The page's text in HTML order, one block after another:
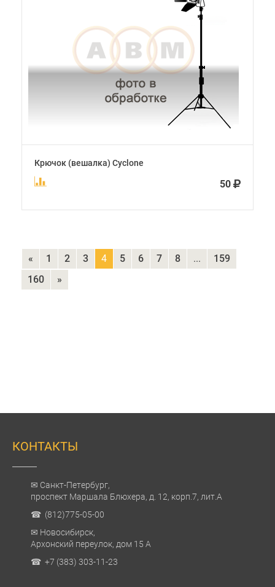
Крючок (вешалка) Cyclone
50
« 1 2 3 4 5 6 7 8 ...
159
160
»
КОНТАКТЫ
✉ Санкт-Петербург,
проспект Маршала Блюхера, д. 12, корп.7, лит.А
☎ (812)775-05-00
✉ Новосибирск,
Архонский переулок, дом 15 А
☎ +7 (383) 303-11-23